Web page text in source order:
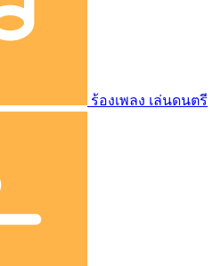
ร้องเพลง เล่นดนตรี